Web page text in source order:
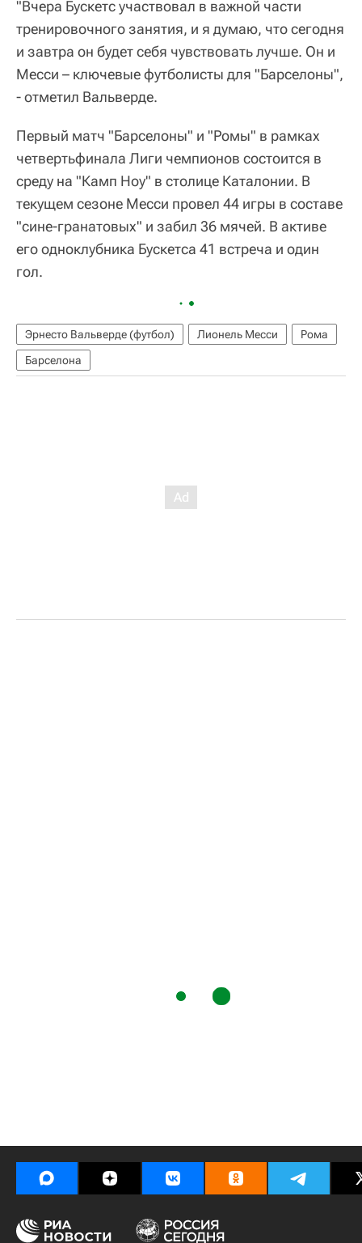
"Вчера Бускетс участвовал в важной части
тренировочного занятия, и я думаю, что сегодня
и завтра он будет себя чувствовать лучше. Он и
Месси – ключевые футболисты для "Барселоны",
- отметил Вальверде.
Первый матч "Барселоны" и "Ромы" в рамках
четвертьфинала Лиги чемпионов состоится в
среду на "Камп Ноу" в столице Каталонии. В
текущем сезоне Месси провел 44 игры в составе
"сине-гранатовых" и забил 36 мячей. В активе
его одноклубника Бускетса 41 встреча и один
гол.
Эрнесто Вальверде (футбол) Лионель Месси
Рома
Барселона